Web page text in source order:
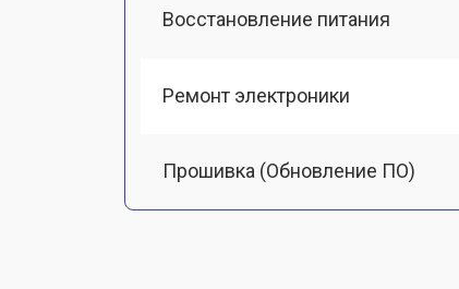
Восстановление питания
Ремонт электроники
Прошивка (Обновление ПО)